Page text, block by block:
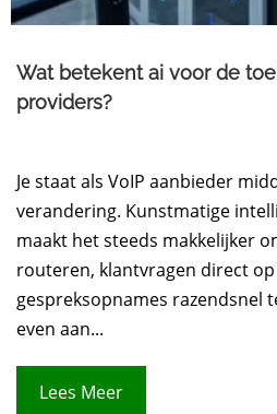
Wat betekent ai voor de
providers?
Je staat als VoIP aanbieder
verandering. Kunstmatige
maakt het steeds makkelijker
routeren, klantvragen direct
gespreksopnames razendsnel
even aan...
Lees Meer